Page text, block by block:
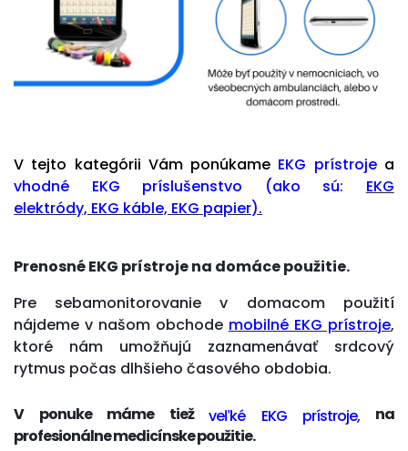
V tejto kategórii Vám ponúkame EKG prístrojea
vhodné EKG príslušenstvo (ako sú: EKG
elektródy, EKG káble, EKG papier).
Prenosné EKG prístroje na domáce použitie.
Pre sebamonitorovanie v domacom použití
nájdeme v našom obchode mobilné EKG prístroje,
ktoré nám umožňujú zaznamenávať srdcový
rytmus počas dlhšieho časového obdobia.
V ponuke máme tiežveľké EKG prístroje, na
profesionálne medicínske použitie.